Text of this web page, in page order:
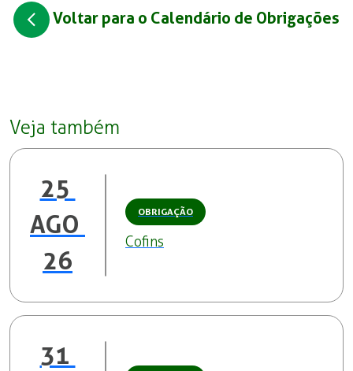
Voltar para o Calendário de Obrigações
Veja também
25
AGO
26
OBRIGAÇÃO
Cofins
31